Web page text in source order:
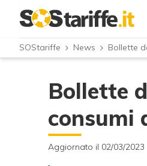
SOStariffe News Bollette
Bollette
consumi
Aggiornato il 02/03/2023